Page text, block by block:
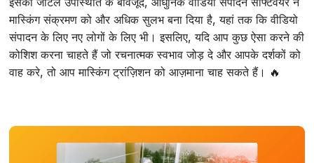
मास्किंग संक्रमण को और अधिक सुलभ बना दिया है, यहां तक कि वीडियो
संपादन के लिए नए लोगों के लिए भी। इसलिए, यदि आप कुछ ऐसा करने की
कोशिश करना चाहते हैं जो रचनात्मक स्वभाव जोड़ दे और आपके दर्शकों को
वाह करे, तो आप मास्किंग ट्रांज़िशन को आज़माना चाह सकते हैं। 🔥